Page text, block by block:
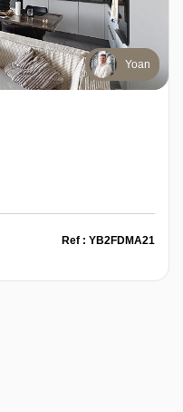
Yoan
Ref : YB2FDMA21